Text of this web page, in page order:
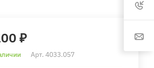
₽
Арт. 4033.057